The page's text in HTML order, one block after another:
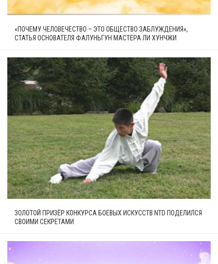
«ПОЧЕМУ ЧЕЛОВЕЧЕСТВО – ЭТО ОБЩЕСТВО ЗАБЛУЖДЕНИЯ»,
СТАТЬЯ ОСНОВАТЕЛЯ ФАЛУНЬГУН МАСТЕРА ЛИ ХУНЧЖИ
ЗОЛОТОЙ ПРИЗЁР КОНКУРСА БОЕВЫХ ИСКУССТВ NTD ПОДЕЛИЛСЯ
СВОИМИ СЕКРЕТАМИ